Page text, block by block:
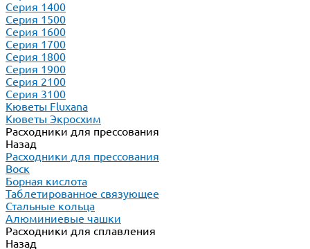
Серия 1400
Серия 1500
Серия 1600
Серия 1700
Серия 1800
Серия 1900
Серия 2100
Серия 3100
Кюветы Fluxana
Кюветы Экросхим
Расходники для прессования
Назад
Расходники для прессования
Воск
Борная кислота
Таблетированное связующее
Стальные кольца
Алюминиевые чашки
Расходники для сплавления
Назад